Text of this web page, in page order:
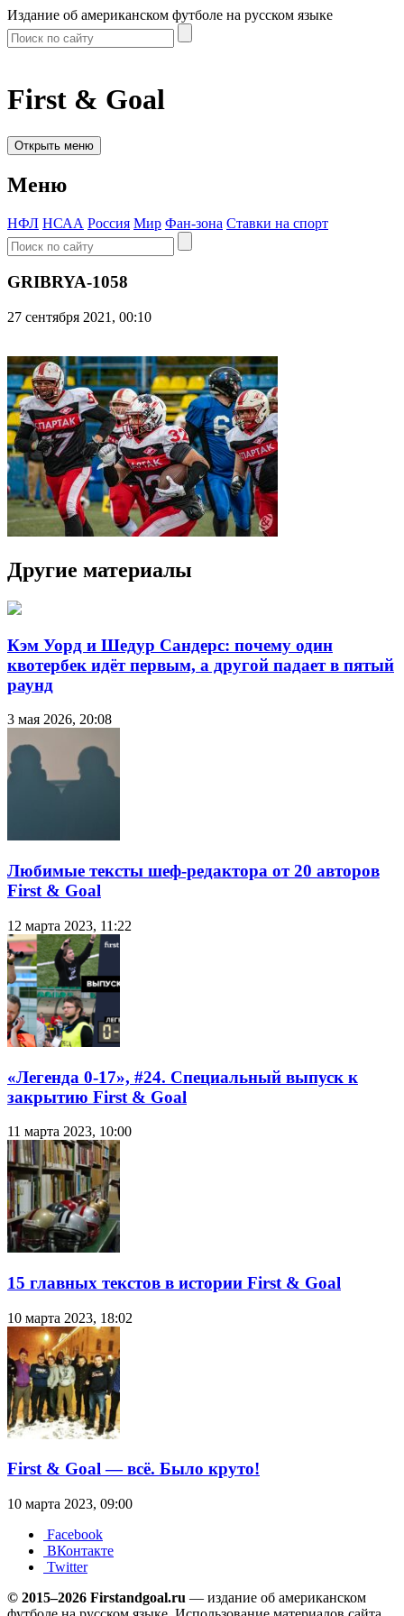
Издание об американском футболе на русском языке
First & Goal
Открыть меню
Меню
НФЛ НСАА Россия Мир Фан-зона Ставки на спорт
GRIBRYA-1058
27 сентября 2021, 00:10
Другие материалы
Кэм Уорд и Шедур Сандерс: почему один
квотербек идёт первым, а другой падает в пятый
раунд
3 мая 2026, 20:08
Любимые тексты шеф-редактора от 20 авторов
First & Goal
12 марта 2023, 11:22
«Легенда 0-17», #24. Специальный выпуск к
закрытию First & Goal
11 марта 2023, 10:00
15 главных текстов в истории First & Goal
10 марта 2023, 18:02
First & Goal — всё. Было круто!
10 марта 2023, 09:00
Facebook
ВКонтакте
Twitter
© 2015–2026 Firstandgoal.ru — издание об американском